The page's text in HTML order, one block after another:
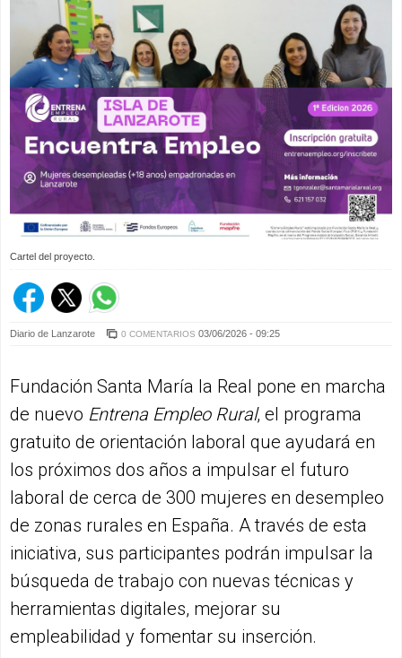
Cartel del proyecto.
Diario de Lanzarote 0 COMENTARIOS 03/06/2026 - 09:25
Fundación Santa María la Real pone en marcha
de nuevo Entrena Empleo Rural, el programa
gratuito de orientación laboral que ayudará en
los próximos dos años a impulsar el futuro
laboral de cerca de 300 mujeres en desempleo
de zonas rurales en España. A través de esta
iniciativa, sus participantes podrán impulsar la
búsqueda de trabajo con nuevas técnicas y
herramientas digitales, mejorar su
empleabilidad y fomentar su inserción.